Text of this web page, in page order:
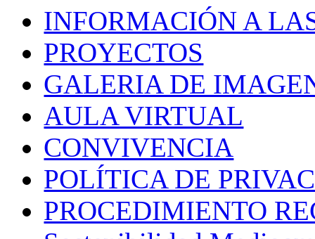
INFORMACIÓN A
PROYECTOS
GALERIA DE
AULA VIRTUAL
CONVIVENCIA
POLÍTICA DE
PROCEDIMIENTO